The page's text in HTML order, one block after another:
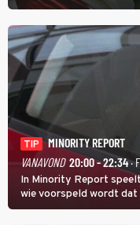
verderop. Feyenoord
KVC Westerlo uit België.
TIP
MINORITY REPORT
VANAVOND 20:00 - 22:34·
In Minority Report
wie voorspeld wordt dat